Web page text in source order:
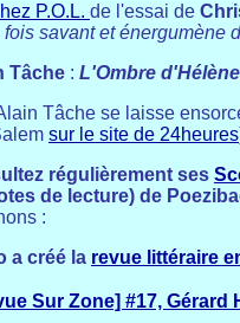
P.O.L. de l'essai de
fois savant et énergumène
Tâche : L'Ombre d'Hélène
Tâche se laisse
sur le site de 24heures
régulièrement ses
de lecture) de
:
a créé la revue littéraire
Sur Zone] #17, Gérard